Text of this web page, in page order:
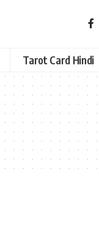
Tarot Card Hindi